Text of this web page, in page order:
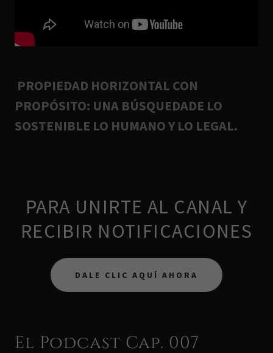
PROPIEDAD HORIZONTAL CON
PROPÓSITO: UNA BÚSQUEDADE LO
SOSTENIBLE LO HUMANO Y LO LEGAL.
PARA UNIRTE AL CANAL Y
RECIBIR NOTIFICACIONES
DALE CLIC AQUÍ AHORA
El Podcast Cap. 007